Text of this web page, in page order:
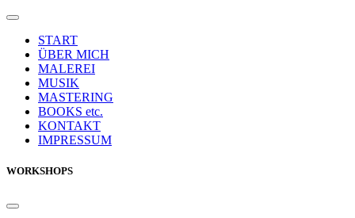
START
ÜBER MICH
MALEREI
MUSIK
MASTERING
BOOKS etc.
KONTAKT
IMPRESSUM
WORKSHOPS